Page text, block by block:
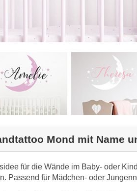
Mond mit Name
für die Wände im Baby- oder
Passend für Mädchen- oder